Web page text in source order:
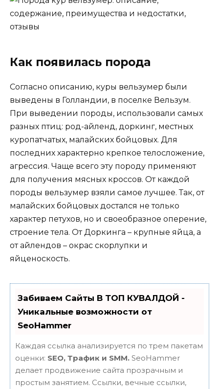
Как появилась порода
Согласно описанию, куры вельзумер были
выведены в Голландии, в поселке Вельзум.
При выведении породы, использовали самых
разных птиц: род-айленд, доркинг, местных
куропатчатых, малайских бойцовых. Для
последних характерно крепкое телосложение,
агрессия. Чаще всего эту породу применяют
для получения мясных кроссов. От каждой
породы вельзумер взяли самое лучшее. Так, от
малайских бойцовых достался не только
характер петухов, но и своеобразное оперение,
строение тела. От Доркинга – крупные яйца, а
от айлендов – окрас скорлупки и
яйценоскость.
Забиваем Сайты В ТОП КУВАЛДОЙ -
Уникальные возможности от
SeoHammer
Каждая ссылка анализируется по трем пакетам
оценки: SEO, Трафик и SMM. SeoHammer
делает продвижение сайта прозрачным и
простым занятием. Ссылки, вечные ссылки,